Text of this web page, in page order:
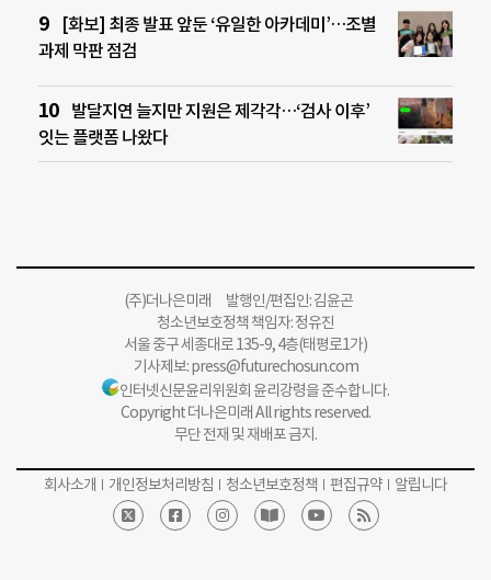
[화보] 최종 발표 앞둔 ‘유일한 아카데미’…조별
과제 막판 점검
발달지연 늘지만 지원은 제각각…‘검사 이후’
잇는 플랫폼 나왔다
(주)더나은미래 발행인/편집인: 김윤곤
청소년보호정책 책임자: 정유진
서울 중구 세종대로 135-9, 4층(태평로1가)
기사제보:press@futurechosun.com
인터넷신문윤리위원회 윤리강령을 준수합니다.
Copyright 더나은미래 All rights reserved.
무단 전재 및 재배포 금지.
회사소개 개인정보처리방침 청소년보호정책 편집규약 알립니다